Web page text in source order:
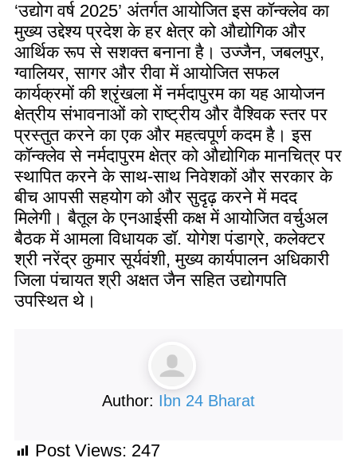
‘उद्योग वर्ष 2025’ अंतर्गत आयोजित इस कॉन्क्लेव का
मुख्य उद्देश्य प्रदेश के हर क्षेत्र को औद्योगिक और
आर्थिक रूप से सशक्त बनाना है। उज्जैन, जबलपुर,
ग्वालियर, सागर और रीवा में आयोजित सफल
कार्यक्रमों की श्रृंखला में नर्मदापुरम का यह आयोजन
क्षेत्रीय संभावनाओं को राष्ट्रीय और वैश्विक स्तर पर
प्रस्तुत करने का एक और महत्वपूर्ण कदम है। इस
कॉन्क्लेव से नर्मदापुरम क्षेत्र को औद्योगिक मानचित्र पर
स्थापित करने के साथ-साथ निवेशकों और सरकार के
बीच आपसी सहयोग को और सुदृढ़ करने में मदद
मिलेगी। बैतूल के एनआईसी कक्ष में आयोजित वर्चुअल
बैठक में आमला विधायक डॉ. योगेश पंडाग्रे, कलेक्टर
श्री नरेंद्र कुमार सूर्यवंशी, मुख्य कार्यपालन अधिकारी
जिला पंचायत श्री अक्षत जैन सहित उद्योगपति
उपस्थित थे।
Author: Ibn 24 Bharat
Post Views: 247